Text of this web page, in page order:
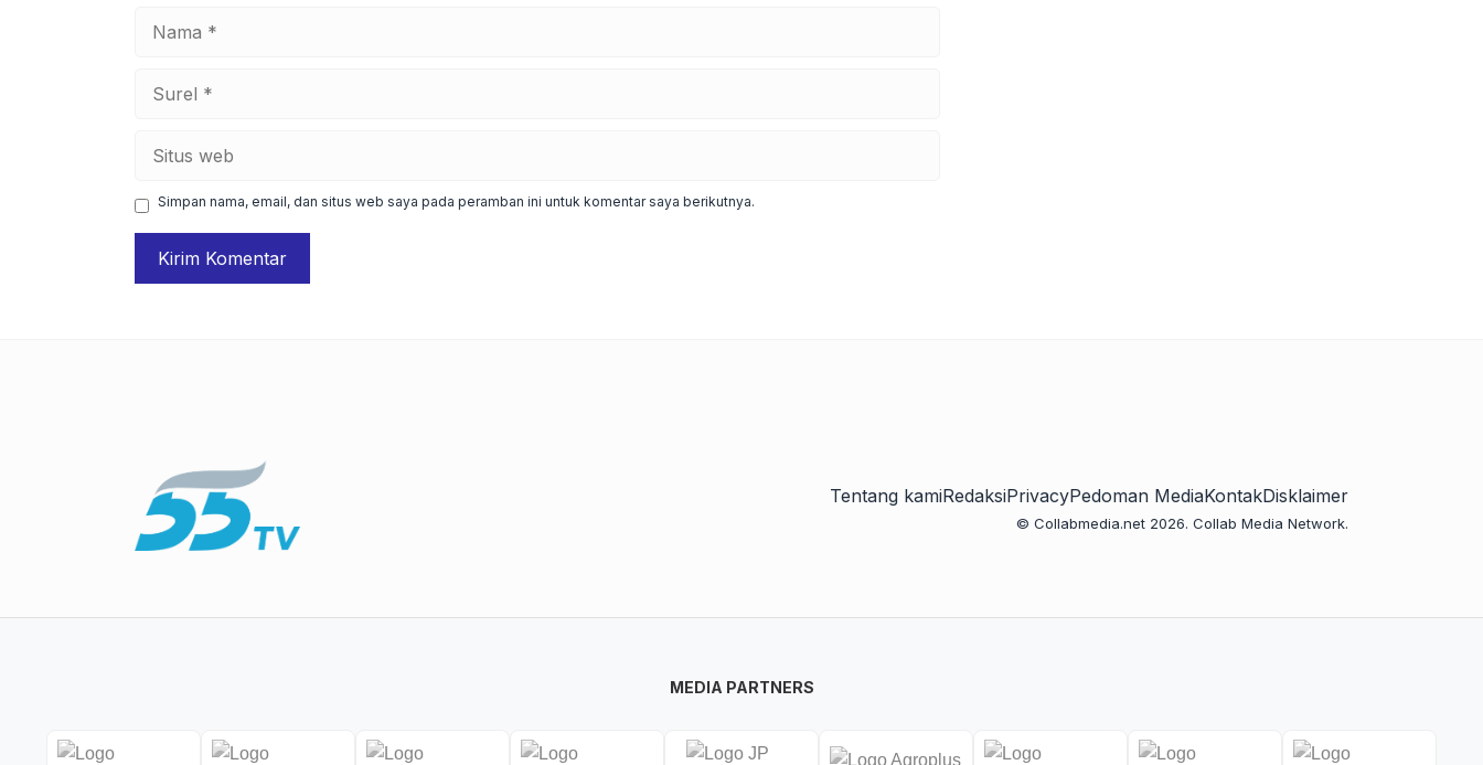
web
Simpan nama, email, dan situs web saya pada peramban ini untuk komentar saya berikutnya.
Tentang kamiRedaksiPrivacyPedoman MediaKontakDisklaimer
© Collabmedia.net 2026. Collab Media Network.
MEDIA PARTNERS